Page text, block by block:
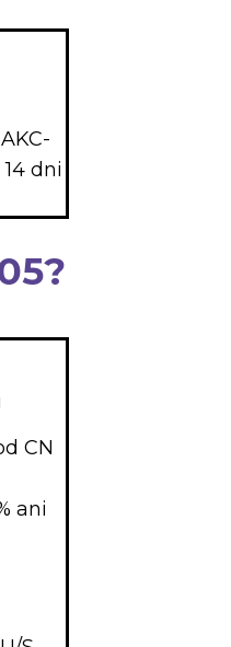
dni
CN
ani